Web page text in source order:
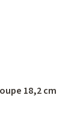
18,2 cm